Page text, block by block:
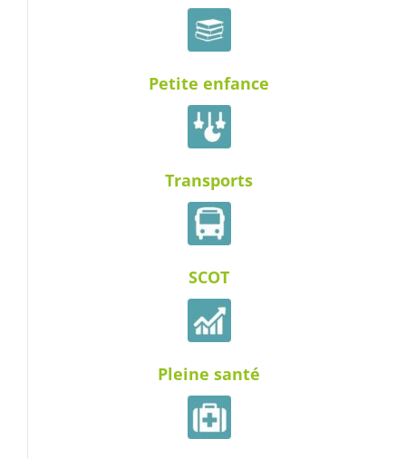
Petite enfance
Transports
SCOT
Pleine santé